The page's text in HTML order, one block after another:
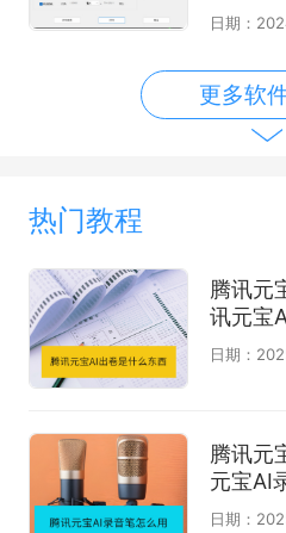
日期：
更多软
热门教程
腾讯元
讯元宝
日期：
腾讯元
元宝AI
日期：